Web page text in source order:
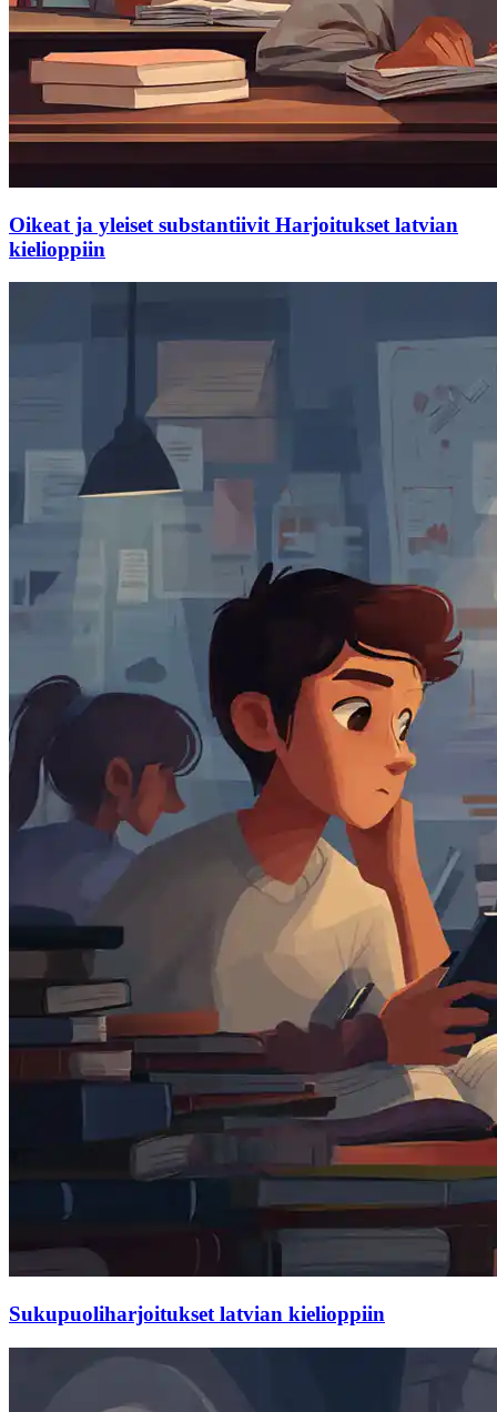
Oikeat ja yleiset substantiivit Harjoitukset latvian
kielioppiin
Sukupuoliharjoitukset latvian kielioppiin